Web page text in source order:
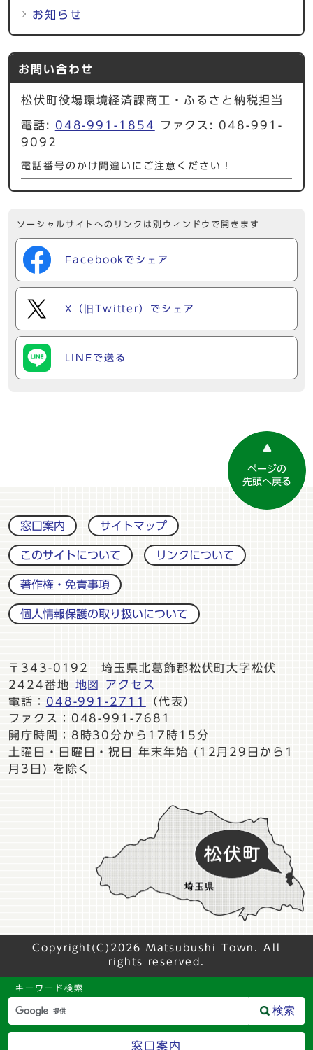
お知らせ
お問い合わせ
松伏町役場環境経済課商工・ふるさと納税担当
電話: 048-991-1854
ファクス: 048-991-
9092
電話番号のかけ間違いにご注意ください！
ソーシャルサイトへのリンクは別ウィンドウで開きます
Facebookでシェア
X（旧Twitter）でシェア
LINEで送る
ページの
先頭へ戻る
窓口案内 サイトマップ
このサイトについて リンクについて
著作権・免責事項
個人情報保護の取り扱いについて
〒343-0192 埼玉県北葛飾郡松伏町大字松伏
2424番地
地図
アクセス
電話： 048-991-2711
（代表）
ファクス：048-991-7681
開庁時間：8時30分から17時15分
土曜日・日曜日・祝日 年末年始 (12月29日から1
月3日) を除く
Copyright(C)2026 Matsubushi Town. All
rights reserved.
キーワード検索
検索
窓口案内